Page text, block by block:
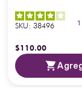
1
SKU: 38496
$110.00